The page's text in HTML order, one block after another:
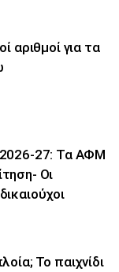
αριθμοί για τα
2026-27: Τα ΑΦΜ
Οι
Το παιχνίδι